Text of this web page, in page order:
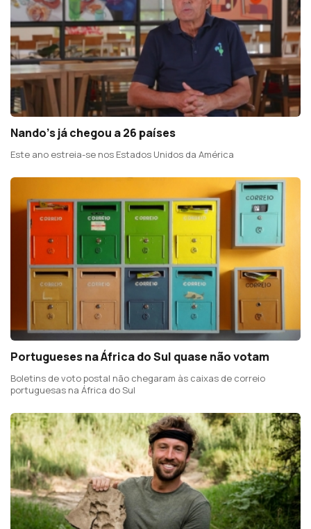
Nando’s já chegou a 26 países
Este ano estreia-se nos Estados Unidos da América
Portugueses na África do Sul quase não votam
Boletins de voto postal não chegaram às caixas de correio
portuguesas na África do Sul